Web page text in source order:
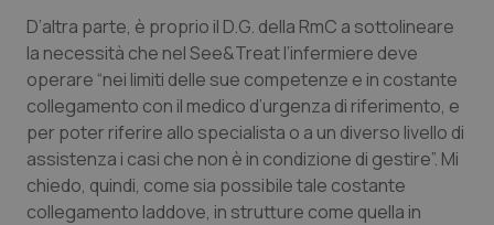
Tumore al seno
Tumore ovarico
Tumori del Polmone & Testa Collo
Tumori gastrointestinali
D’altra parte, è proprio il D.G. della RmC a sottolineare
la necessità che nel See&Treat l’infermiere deve
operare “nei limiti delle sue competenze e in costante
collegamento con il medico d’urgenza di riferimento, e
per poter riferire allo specialista o a un diverso livello di
assistenza i casi che non è in condizione di gestire”. Mi
chiedo, quindi, come sia possibile tale costante
collegamento laddove, in strutture come quella in